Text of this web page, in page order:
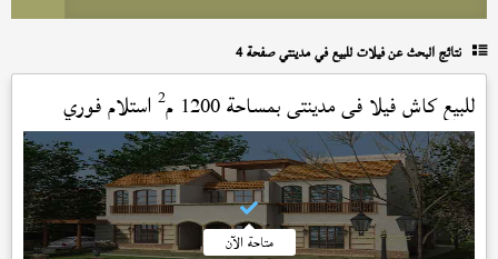
نتائج البحث عنفيلات للبيع في مدينتي صفحة 4
للبيع كاش فيلا فيمدينتيبمساحة 1200 م 2 استلام فوري
متاحة الآن